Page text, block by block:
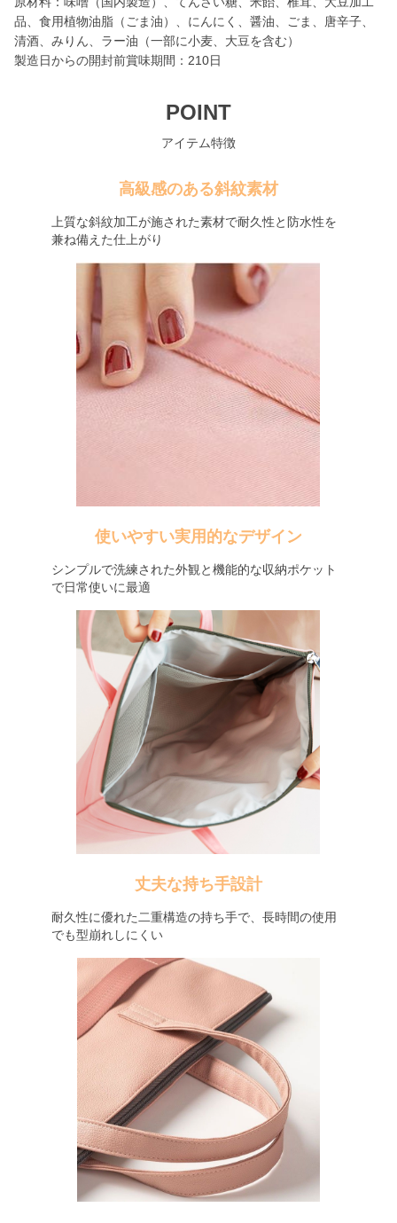
品、食用植物油脂（ごま油）、にんにく、醤油、ごま、唐辛子、
清酒、みりん、ラー油（一部に小麦、大豆を含む）
製造日からの開封前賞味期間：210日
POINT
アイテム特徴
高級感のある斜紋素材
上質な斜紋加工が施された素材で耐久性と防水性を
兼ね備えた仕上がり
使いやすい実用的なデザイン
シンプルで洗練された外観と機能的な収納ポケット
で日常使いに最適
丈夫な持ち手設計
耐久性に優れた二重構造の持ち手で、長時間の使用
でも型崩れしにくい